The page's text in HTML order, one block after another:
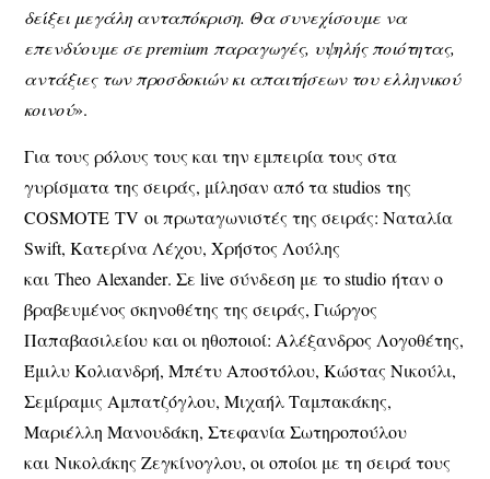
δείξει μεγάλη ανταπόκριση. Θα συνεχίσουμε να
επενδύουμε σε premium παραγωγές, υψηλής ποιότητας,
αντάξιες των προσδοκιών κι απαιτήσεων του ελληνικού
κοινού».
Για τους ρόλους τους και την εμπειρία τους στα
γυρίσματα της σειράς, μίλησαν από τα studios της
COSMOTE TV οι πρωταγωνιστές της σειράς:Ναταλία
Swift, Κατερίνα Λέχου, Χρήστος Λούλης
και Theo Alexander. Σε live σύνδεση με το studio ήταν ο
βραβευμένος σκηνοθέτης της σειράς,Γιώργος
Παπαβασιλείου και οι ηθοποιοί: Αλέξανδρος Λογοθέτης,
Έμιλυ Κολιανδρή, Μπέτυ Αποστόλου, Κώστας Νικούλι,
Σεμίραμις Αμπατζόγλου, Μιχαήλ Ταμπακάκης,
Μαριέλλη Μανουδάκη, Στεφανία Σωτηροπούλου
και Νικολάκης Ζεγκίνογλου, οι οποίοι με τη σειρά τους